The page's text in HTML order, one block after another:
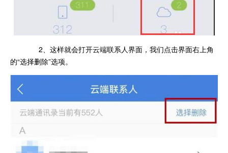
2、这样就会打开云端联系人界面，我们点击界面右上角
的“选择删除”选项。